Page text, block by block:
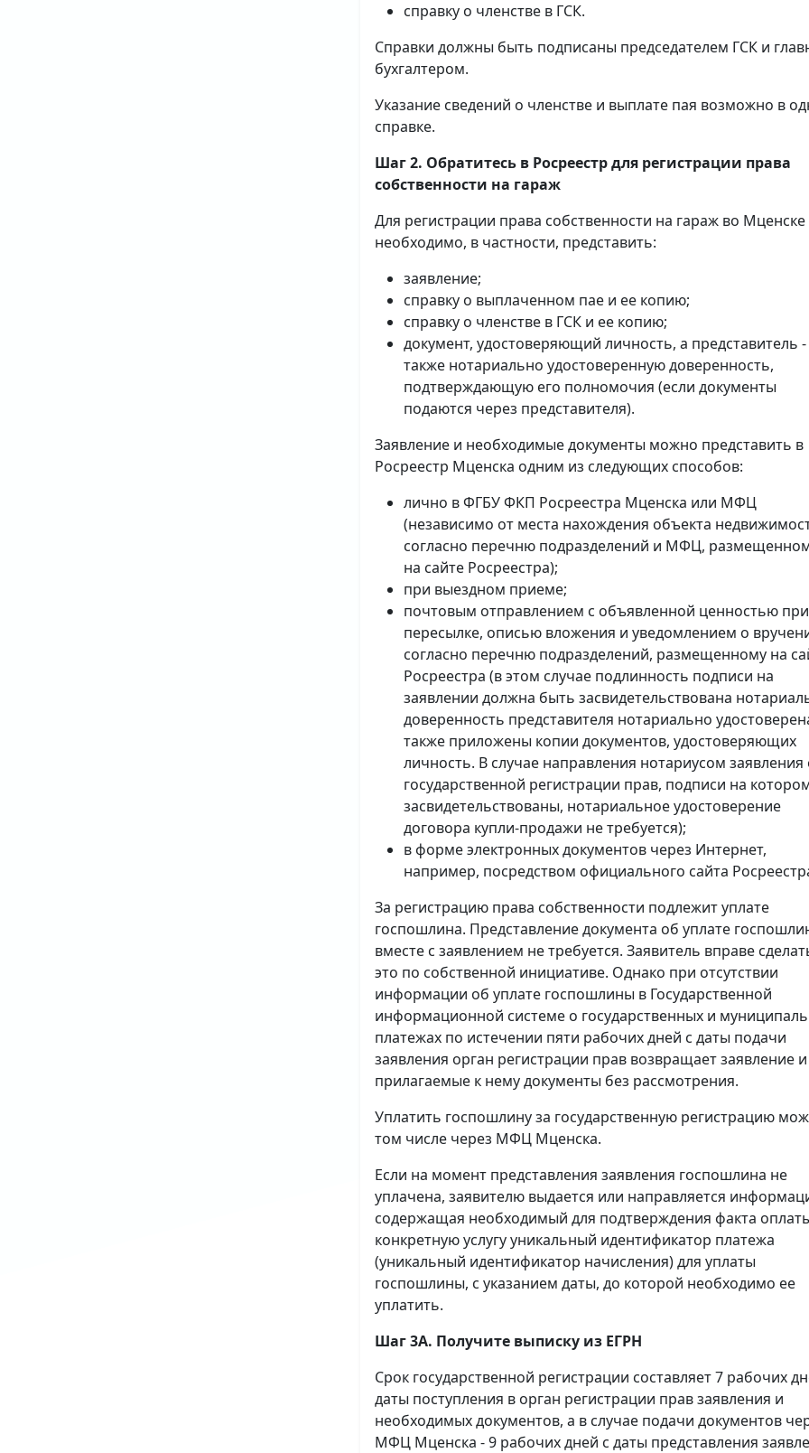
справку о членстве в ГСК.
Справки должны быть подписаны председателем ГСК и
бухгалтером.
Указание сведений о членстве и выплате пая возможно в
справке.
Шаг 2. Обратитесь в Росреестр для регистрации права
собственности на гараж
Для регистрации права собственности на гараж во
необходимо, в частности, представить:
заявление;
справку о выплаченном пае и ее копию;
справку о членстве в ГСК и ее копию;
документ, удостоверяющий личность, а представитель -
также нотариально удостоверенную доверенность,
подтверждающую его полномочия (если документы
подаются через представителя).
Заявление и необходимые документы можно представить в
Росреестр Мценска одним из следующих способов:
лично в ФГБУ ФКП Росреестра Мценска или МФЦ
(независимо от места нахождения объекта
согласно перечню подразделений и МФЦ,
на сайте Росреестра);
при выездном приеме;
почтовым отправлением с объявленной ценностью при
пересылке, описью вложения и уведомлением о
согласно перечню подразделений, размещенному на
Росреестра (в этом случае подлинность подписи на
заявлении должна быть засвидетельствована
доверенность представителя нотариально
также приложены копии документов, удостоверяющих
личность. В случае направления нотариусом заявления
государственной регистрации прав, подписи на
засвидетельствованы, нотариальное удостоверение
договора купли-продажи не требуется);
в форме электронных документов через Интернет,
например, посредством официального сайта
За регистрацию права собственности подлежит уплате
госпошлина. Представление документа об уплате
вместе с заявлением не требуется. Заявитель вправе
это по собственной инициативе. Однако при отсутствии
информации об уплате госпошлины в Государственной
информационной системе о государственных и
платежах по истечении пяти рабочих дней с даты подачи
заявления орган регистрации прав возвращает заявление и
прилагаемые к нему документы без рассмотрения.
Уплатить госпошлину за государственную регистрацию
том числе через МФЦ Мценска.
Если на момент представления заявления госпошлина не
уплачена, заявителю выдается или направляется
содержащая необходимый для подтверждения факта
конкретную услугу уникальный идентификатор платежа
(уникальный идентификатор начисления) для уплаты
госпошлины, с указанием даты, до которой необходимо ее
уплатить.
Шаг 3А. Получите выписку из ЕГРН
Срок государственной регистрации составляет 7 рабочих
даты поступления в орган регистрации прав заявления и
необходимых документов, а в случае подачи документов
МФЦ Мценска - 9 рабочих дней с даты представления